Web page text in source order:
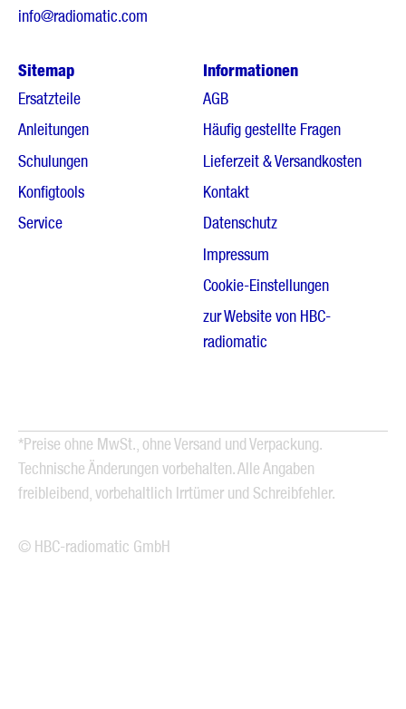
info@radiomatic.com
Sitemap
Ersatzteile
Anleitungen
Schulungen
Konfigtools
Service
Informationen
AGB
Häufig gestellte Fragen
Lieferzeit & Versandkosten
Kontakt
Datenschutz
Impressum
Cookie-Einstellungen
zur Website von HBC-
radiomatic
*Preise ohne MwSt., ohne Versand und Verpackung.
Technische Änderungen vorbehalten. Alle Angaben
freibleibend, vorbehaltlich Irrtümer und Schreibfehler.
© HBC-radiomatic GmbH